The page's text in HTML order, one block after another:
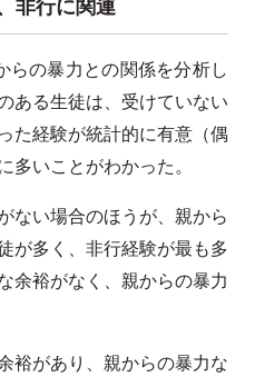
非行に関連
らの暴力との関係を分析し
ある生徒は、受けていない
た経験が統計的に有意（偶
いことがわかった。
ない場合のほうが、親から
が多く、非行経験が最も多
余裕がなく、親からの暴力
裕があり、親からの暴力な